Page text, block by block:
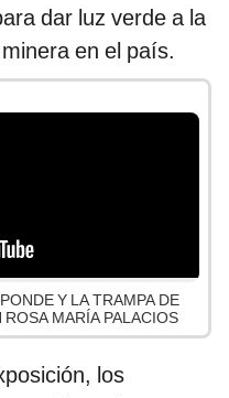
dar luz verde a la
en el país.
Y LA TRAMPA DE
MARÍA PALACIOS
los